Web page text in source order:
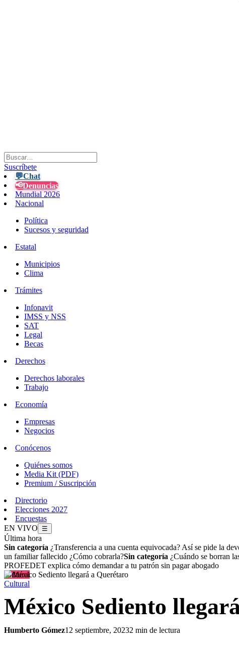
Suscríbete
💬Chat
📢Denuncias
Mundial 2026
Nacional
Política
Sucesos y seguridad
Estatal
Municipios
Clima
Trámites
Infonavit
IMSS y NSS
SAT
Legal
Becas
Derechos
Derechos laborales
Trabajo
Economía
Empresas
Negocios
Conócenos
Quiénes somos
Media Kit (PDF)
Premium / Suscripción
Directorio
Elecciones 2027
Encuestas
EN VIVO
☰
Última hora
Sin categoría ¿Transferencia a una cuenta equivocada? Así se pide la
un familiar fallecido ¿Cómo cobrarla?Sin categoría ¿Cuándo se borran
PROFEDET explica cómo demandar a tu patrón sin pagar abogado
Cultural
Cultural
México Sediento
Humberto Gómez12 septiembre, 20232 min de lectura